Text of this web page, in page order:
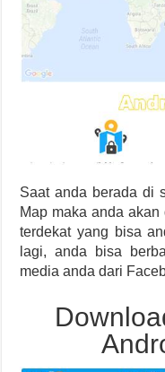
Saat anda berada di
Map maka anda
terdekat yang bisa
lagi, anda bisa
media anda dari